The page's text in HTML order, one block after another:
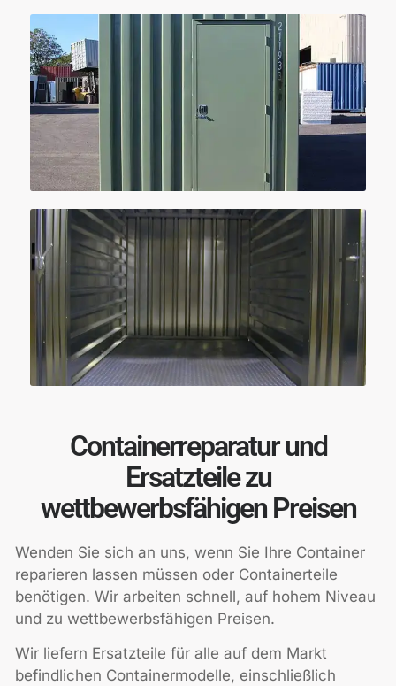
Containerreparatur und
Ersatzteile zu
wettbewerbsfähigen Preisen
Wenden Sie sich an uns, wenn Sie Ihre Container
reparieren lassen müssen oder Containerteile
benötigen. Wir arbeiten schnell, auf hohem Niveau
und zu wettbewerbsfähigen Preisen.
Wir liefern Ersatzteile für alle auf dem Markt
befindlichen Containermodelle, einschließlich